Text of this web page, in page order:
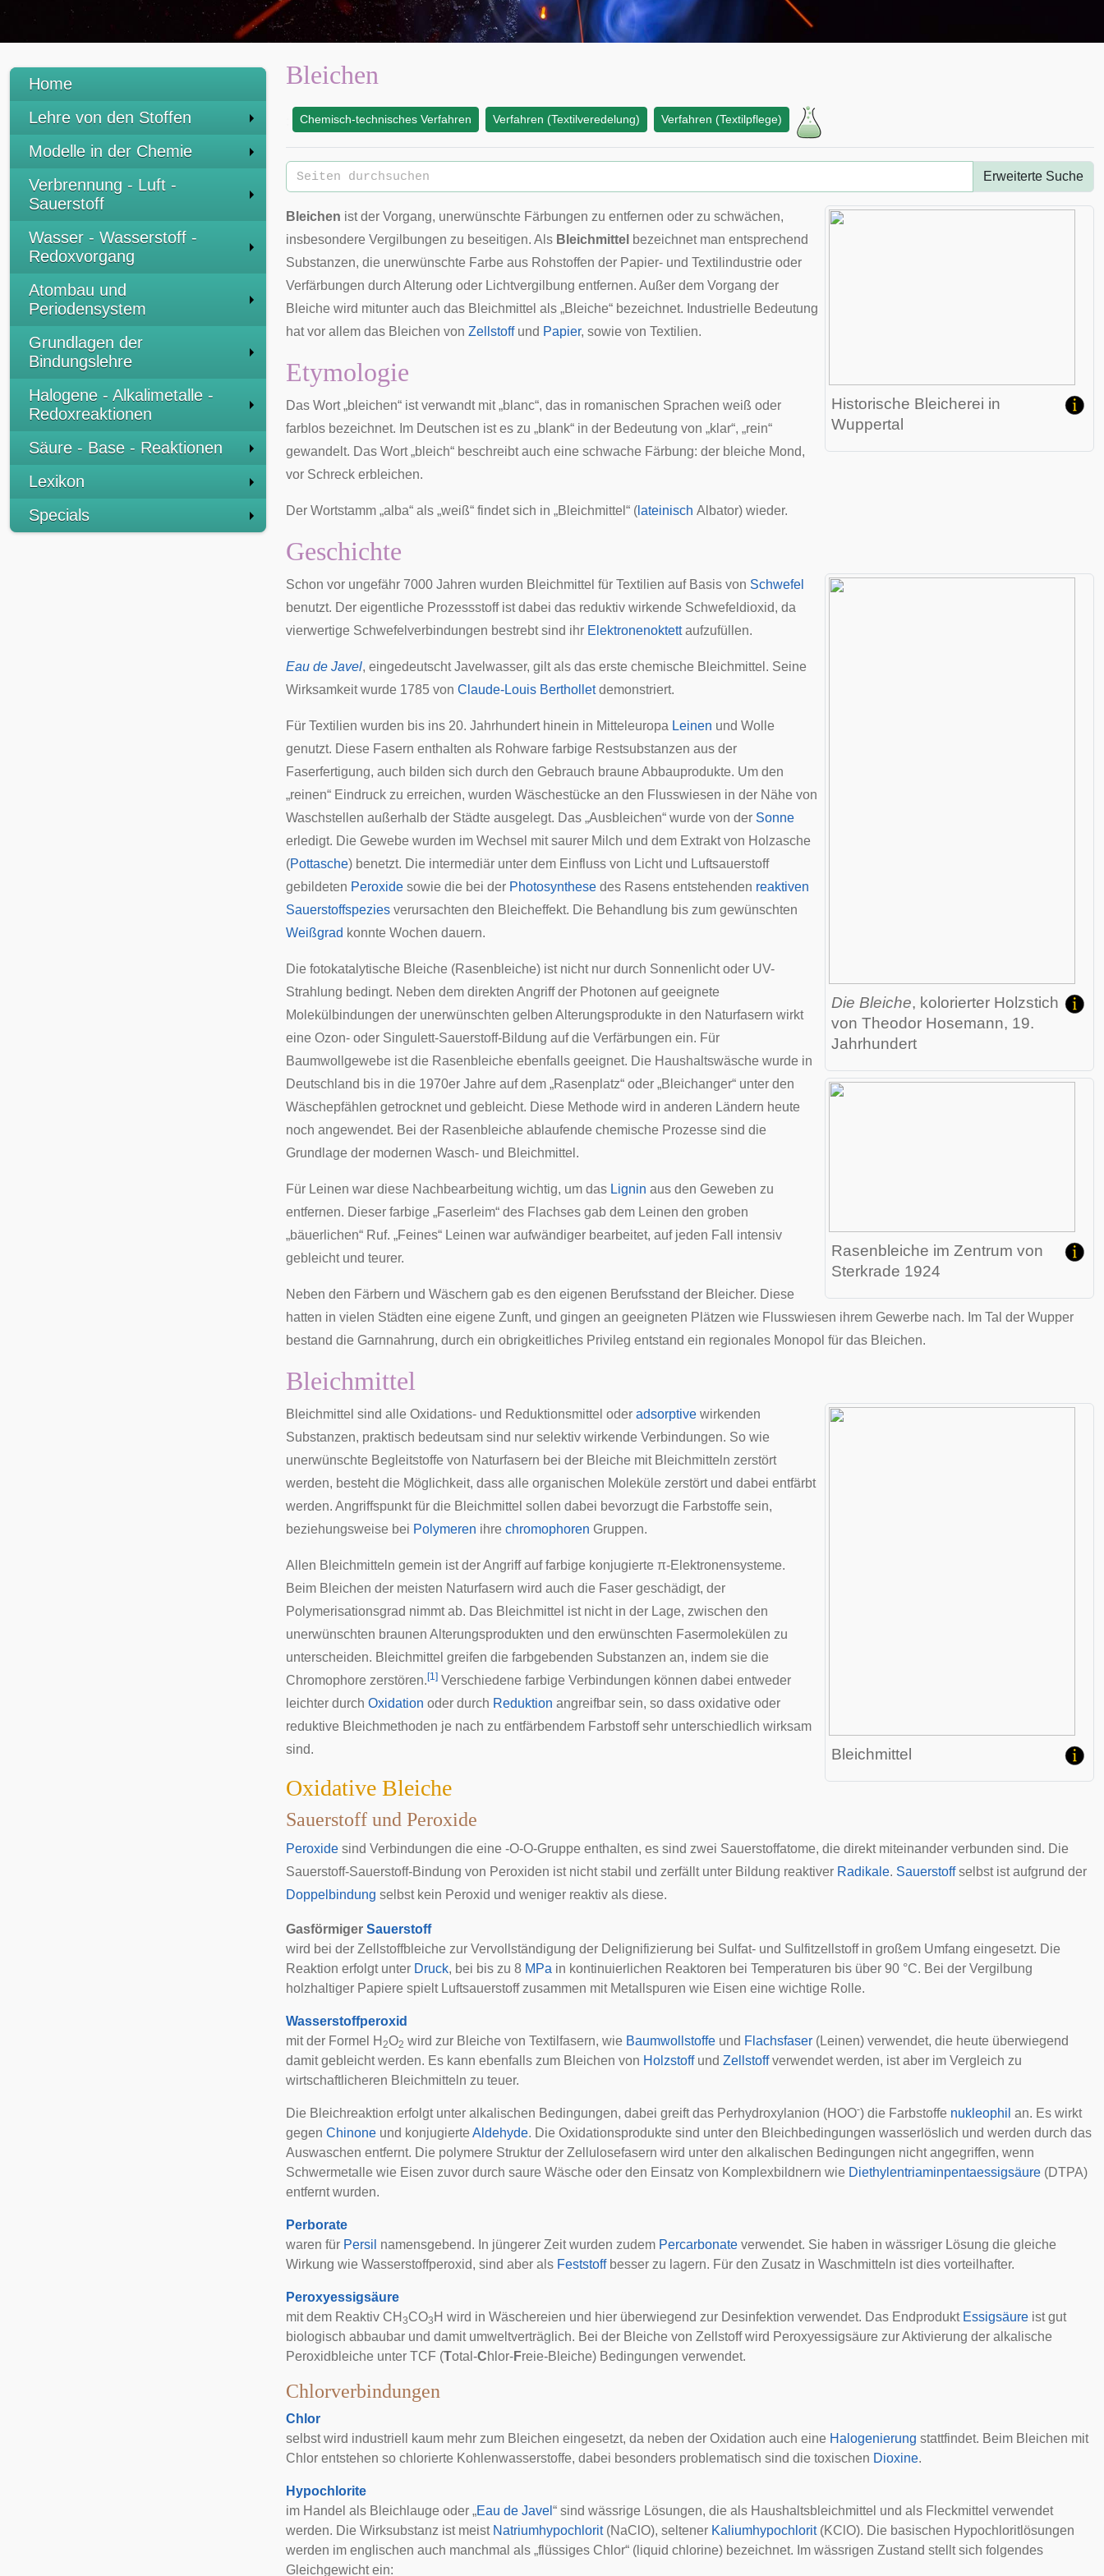
Home
Lehre von den Stoffen
Modelle in der Chemie
Verbrennung - Luft -
Sauerstoff
Wasser - Wasserstoff -
Redoxvorgang
Atombau und
Periodensystem
Grundlagen der
Bindungslehre
Halogene - Alkalimetalle -
Redoxreaktionen
Säure - Base - Reaktionen
Lexikon
Specials
Bleichen
Chemisch-technisches Verfahren Verfahren (Textilveredelung) Verfahren (Textilpflege)
Erweiterte Suche
Historische Bleicherei in
Wuppertal
Bleichen ist der Vorgang, unerwünschte Färbungen zu entfernen oder zu schwächen,
insbesondere Vergilbungen zu beseitigen. Als Bleichmittel bezeichnet man entsprechend
Substanzen, die unerwünschte Farbe aus Rohstoffen der Papier- und Textilindustrie oder
Verfärbungen durch Alterung oder Lichtvergilbung entfernen. Außer dem Vorgang der
Bleiche wird mitunter auch das Bleichmittel als „Bleiche“ bezeichnet. Industrielle Bedeutung
hat vor allem das Bleichen von Zellstoffund Papier, sowie von Textilien.
Etymologie
Das Wort „bleichen“ ist verwandt mit „blanc“, das in romanischen Sprachen weiß oder
farblos bezeichnet. Im Deutschen ist es zu „blank“ in der Bedeutung von „klar“, „rein“
gewandelt. Das Wort „bleich“ beschreibt auch eine schwache Färbung: der bleiche Mond,
vor Schreck erbleichen.
Der Wortstamm „alba“ als „weiß“ findet sich in „Bleichmittel“ ( lateinisch Albator) wieder.
Geschichte
Die Bleiche, kolorierter Holzstich
von Theodor Hosemann, 19.
Jahrhundert
Schon vor ungefähr 7000 Jahren wurden Bleichmittel für Textilien auf Basis von Schwefel
benutzt. Der eigentliche Prozessstoff ist dabei das reduktiv wirkende Schwefeldioxid, da
vierwertige Schwefelverbindungen bestrebt sind ihr Elektronenoktettaufzufüllen.
Rasenbleiche im Zentrum von
Sterkrade 1924
Eau de Javel, eingedeutscht Javelwasser, gilt als das erste chemische Bleichmittel. Seine
Wirksamkeit wurde 1785 von Claude-Louis Bertholletdemonstriert.
Für Textilien wurden bis ins 20. Jahrhundert hinein in Mitteleuropa Leinen und Wolle
genutzt. Diese Fasern enthalten als Rohware farbige Restsubstanzen aus der
Faserfertigung, auch bilden sich durch den Gebrauch braune Abbauprodukte. Um den
„reinen“ Eindruck zu erreichen, wurden Wäschestücke an den Flusswiesen in der Nähe von
Waschstellen außerhalb der Städte ausgelegt. Das „Ausbleichen“ wurde von der Sonne
erledigt. Die Gewebe wurden im Wechsel mit saurer Milch und dem Extrakt von Holzasche
(Pottasche) benetzt. Die intermediär unter dem Einfluss von Licht und Luftsauerstoff
gebildeten Peroxide sowie die bei der Photosynthese des Rasens entstehenden reaktiven
Sauerstoffspezies verursachten den Bleicheffekt. Die Behandlung bis zum gewünschten
Weißgrad konnte Wochen dauern.
Die fotokatalytische Bleiche (Rasenbleiche) ist nicht nur durch Sonnenlicht oder UV-
Strahlung bedingt. Neben dem direkten Angriff der Photonen auf geeignete
Molekülbindungen der unerwünschten gelben Alterungsprodukte in den Naturfasern wirkt
eine Ozon- oder Singulett-Sauerstoff-Bildung auf die Verfärbungen ein. Für
Baumwollgewebe ist die Rasenbleiche ebenfalls geeignet. Die Haushaltswäsche wurde in
Deutschland bis in die 1970er Jahre auf dem „Rasenplatz“ oder „Bleichanger“ unter den
Wäschepfählen getrocknet und gebleicht. Diese Methode wird in anderen Ländern heute
noch angewendet. Bei der Rasenbleiche ablaufende chemische Prozesse sind die
Grundlage der modernen Wasch- und Bleichmittel.
Für Leinen war diese Nachbearbeitung wichtig, um das Lignin aus den Geweben zu
entfernen. Dieser farbige „Faserleim“ des Flachses gab dem Leinen den groben
„bäuerlichen“ Ruf. „Feines“ Leinen war aufwändiger bearbeitet, auf jeden Fall intensiv
gebleicht und teurer.
Neben den Färbern und Wäschern gab es den eigenen Berufsstand der Bleicher. Diese
hatten in vielen Städten eine eigene Zunft, und gingen an geeigneten Plätzen wie Flusswiesen ihrem Gewerbe nach. Im Tal der Wupper
bestand die Garnnahrung, durch ein obrigkeitliches Privileg entstand ein regionales Monopol für das Bleichen.
Bleichmittel
Bleichmittel
Bleichmittel sind alle Oxidations- und Reduktionsmittel oder adsorptive wirkenden
Substanzen, praktisch bedeutsam sind nur selektiv wirkende Verbindungen. So wie
unerwünschte Begleitstoffe von Naturfasern bei der Bleiche mit Bleichmitteln zerstört
werden, besteht die Möglichkeit, dass alle organischen Moleküle zerstört und dabei entfärbt
werden. Angriffspunkt für die Bleichmittel sollen dabei bevorzugt die Farbstoffe sein,
beziehungsweise bei Polymeren ihre chromophoren Gruppen.
Allen Bleichmitteln gemein ist der Angriff auf farbige konjugierte π-Elektronensysteme.
Beim Bleichen der meisten Naturfasern wird auch die Faser geschädigt, der
Polymerisationsgrad nimmt ab. Das Bleichmittel ist nicht in der Lage, zwischen den
unerwünschten braunen Alterungsprodukten und den erwünschten Fasermolekülen zu
unterscheiden. Bleichmittel greifen die farbgebenden Substanzen an, indem sie die
Chromophore zerstören. [1] Verschiedene farbige Verbindungen können dabei entweder
leichter durch Oxidation oder durch Reduktion angreifbar sein, so dass oxidative oder
reduktive Bleichmethoden je nach zu entfärbendem Farbstoff sehr unterschiedlich wirksam
sind.
Oxidative Bleiche
Sauerstoff und Peroxide
Peroxide sind Verbindungen die eine -O-O-Gruppe enthalten, es sind zwei Sauerstoffatome, die direkt miteinander verbunden sind. Die
Sauerstoff-Sauerstoff-Bindung von Peroxiden ist nicht stabil und zerfällt unter Bildung reaktiver Radikale. Sauerstoffselbst ist aufgrund der
Doppelbindung selbst kein Peroxid und weniger reaktiv als diese.
Gasförmiger Sauerstoff
wird bei der Zellstoffbleiche zur Vervollständigung der Delignifizierung bei Sulfat- und Sulfitzellstoff in großem Umfang eingesetzt. Die
Reaktion erfolgt unter Druck, bei bis zu 8 MPa in kontinuierlichen Reaktoren bei Temperaturen bis über 90 °C. Bei der Vergilbung
holzhaltiger Papiere spielt Luftsauerstoff zusammen mit Metallspuren wie Eisen eine wichtige Rolle.
Wasserstoffperoxid
mit der Formel H 2O2 wird zur Bleiche von Textilfasern, wie Baumwollstoffe und Flachsfaser (Leinen) verwendet, die heute überwiegend
damit gebleicht werden. Es kann ebenfalls zum Bleichen von Holzstoffund Zellstoffverwendet werden, ist aber im Vergleich zu
wirtschaftlicheren Bleichmitteln zu teuer.
Die Bleichreaktion erfolgt unter alkalischen Bedingungen, dabei greift das Perhydroxylanion (HOO-) die Farbstoffe nukleophil an. Es wirkt
gegen Chinone und konjugierte Aldehyde. Die Oxidationsprodukte sind unter den Bleichbedingungen wasserlöslich und werden durch das
Auswaschen entfernt. Die polymere Struktur der Zellulosefasern wird unter den alkalischen Bedingungen nicht angegriffen, wenn
Schwermetalle wie Eisen zuvor durch saure Wäsche oder den Einsatz von Komplexbildnern wie Diethylentriaminpentaessigsäure (DTPA)
entfernt wurden.
Perborate
waren für Persil namensgebend. In jüngerer Zeit wurden zudem Percarbonate verwendet. Sie haben in wässriger Lösung die gleiche
Wirkung wie Wasserstoffperoxid, sind aber als Feststoffbesser zu lagern. Für den Zusatz in Waschmitteln ist dies vorteilhafter.
Peroxyessigsäure
mit dem Reaktiv CH 3CO3 H wird in Wäschereien und hier überwiegend zur Desinfektion verwendet. Das Endprodukt Essigsäure ist gut
biologisch abbaubar und damit umweltverträglich. Bei der Bleiche von Zellstoff wird Peroxyessigsäure zur Aktivierung der alkalische
Peroxidbleiche unter TCF (Total-Chlor-Freie-Bleiche) Bedingungen verwendet.
Chlorverbindungen
Chlor
selbst wird industriell kaum mehr zum Bleichen eingesetzt, da neben der Oxidation auch eine Halogenierung stattfindet. Beim Bleichen mit
Chlor entstehen so chlorierte Kohlenwasserstoffe, dabei besonders problematisch sind die toxischen Dioxine.
Hypochlorite
im Handel als Bleichlauge oder „Eau de Javel “ sind wässrige Lösungen, die als Haushaltsbleichmittel und als Fleckmittel verwendet
werden. Die Wirksubstanz ist meist Natriumhypochlorit(NaClO), seltener Kaliumhypochlorit(KClO). Die basischen Hypochloritlösungen
werden im englischen auch manchmal als „flüssiges Chlor“ (liquid chlorine) bezeichnet. Im wässrigen Zustand stellt sich folgendes
Gleichgewicht ein: